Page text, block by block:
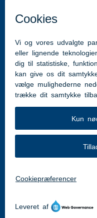
hhme@aabenraa.dk
Genveje
Aabenraa.dk